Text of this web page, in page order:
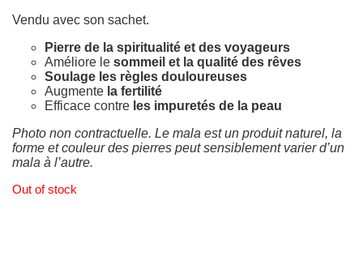
Vendu avec son sachet.
Pierre de la spiritualité et des voyageurs
Améliore le sommeil et la qualité des rêves
Soulage les règles douloureuses
Augmente la fertilité
Efficace contre les impuretés de la peau
Photo non contractuelle. Le mala est un produit naturel, la
forme et couleur des pierres peut sensiblement varier d’un
mala à l’autre.
Out of stock